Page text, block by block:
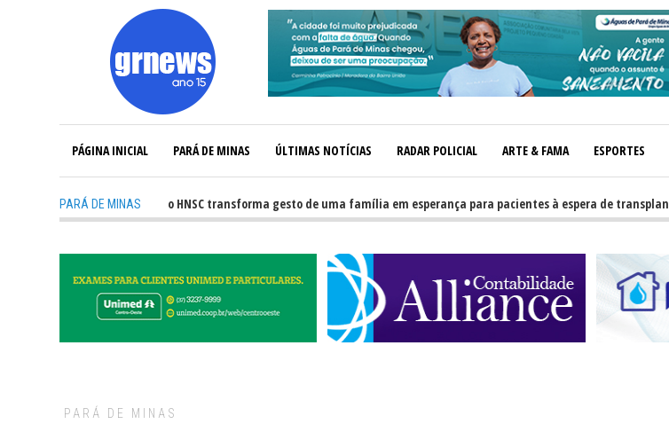
PÁGINA INICIAL PARÁ DE MINAS ÚLTIMAS NOTÍCIAS RADAR POLICIAL ARTE & FAMA ESPORTES
PARÁ DE MINAS
Captação de órgãos no HNSC transforma gesto de uma família em esperança para pacientes à espera de transplante
PARÁ DE MINAS